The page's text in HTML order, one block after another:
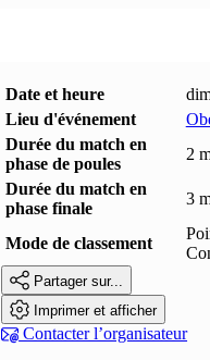
Date et heure
Lieu d'événement
Durée du match en
phase de poules
2
Durée du match en
phase finale
3
Mode de classement
 Partager sur...
 Imprimer et afficher
 Contacter l’organisateur